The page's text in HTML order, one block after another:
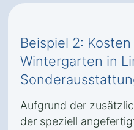
Beispiel 2:
Wintergarten in
Aufgrund der
der speziell